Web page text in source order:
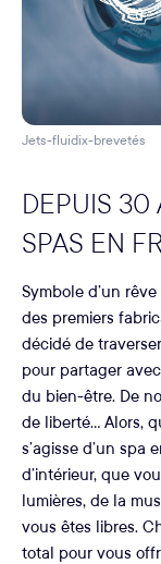
Jets-fluidix-brevetés
DEPUIS 30
SPAS EN
Symbole d’un
des premiers
décidé de
pour partager
du bien-être. De
de liberté… Alors,
s’agisse d’un spa
d’intérieur, que
lumières, de la
vous êtes libres.
total pour vous